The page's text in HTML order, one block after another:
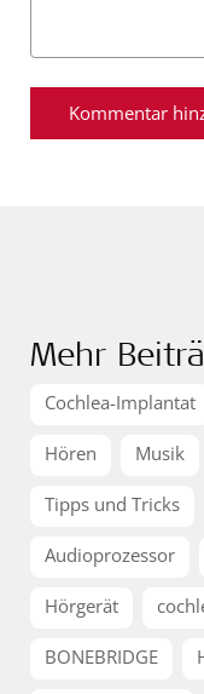
Mehr
Cochlea-Implantat
Hören Musik
Tipps und Tricks
Audioprozessor
Hörgerät
BONEBRIDGE